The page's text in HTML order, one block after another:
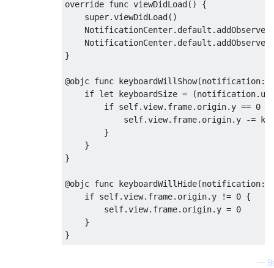
override func viewDidLoad()
{
super.viewDidLoad()
NotificationCenter. default . addObserver
NotificationCenter. default . addObserver
}
@objc func keyboardWillShow(notification:
if let keyboardSize = (notification.
if self.view. frame. origin. y == 0
self.view. frame. origin. y -=
}
}
}
@objc func keyboardWillHide(notification:
if self.view. frame. origin. y != 0 {
self.view. frame. origin. y = 0
}
}
—